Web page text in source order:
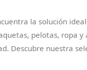
la solución
pelotas, ropa
Descubre nuestra